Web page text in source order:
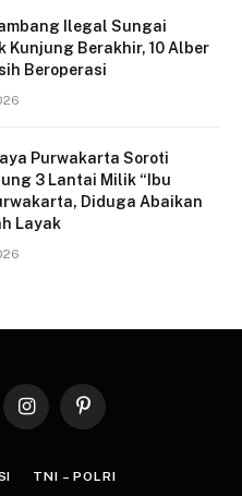
Ilegal Sungai
Kunjung Berakhir, 10 Alber
Beroperasi
Purwakarta Soroti
3 Lantai Milik “Ibu
Diduga Abaikan
Layak
InstagramPinterest
TNI – POLRI